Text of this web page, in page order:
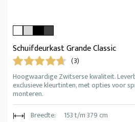
Schuifdeurkast Grande Classic
(3)
Hoogwaardige Zwitserse kwaliteit.
exclusieve kleurtinten, met opties voor
monteren.
Breedte:
153 t/m 379 cm